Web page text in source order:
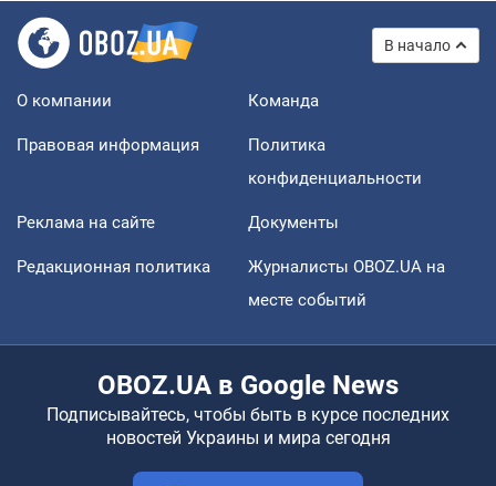
В начало
О компании Команда
Правовая информация
Политика
конфиденциальности
Реклама на сайте Документы
Редакционная политика
Журналисты OBOZ.UA на
месте событий
OBOZ.UA в Google News
Подписывайтесь, чтобы быть в курсе последних
новостей Украины и мира сегодня